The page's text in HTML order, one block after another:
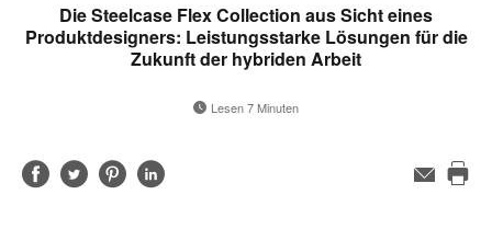
Die Steelcase Flex Collection aus Sicht eines
Produktdesigners: Leistungsstarke Lösungen für die
Zukunft der hybriden Arbeit
Lesen 7 Minuten
AufAufAufAuf
E-